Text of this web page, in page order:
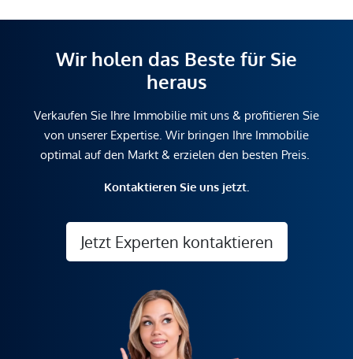
Wir holen das Beste für Sie
heraus
Verkaufen Sie Ihre Immobilie mit uns & profitieren Sie
von unserer Expertise. Wir bringen Ihre Immobilie
optimal auf den Markt & erzielen den besten Preis.
Kontaktieren Sie uns jetzt.
Jetzt Experten kontaktieren